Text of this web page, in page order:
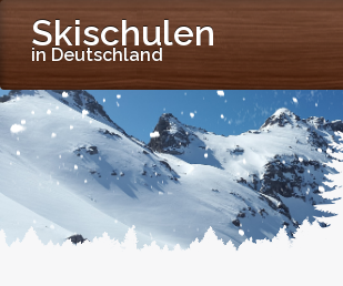
Skischulen
in Deutschland